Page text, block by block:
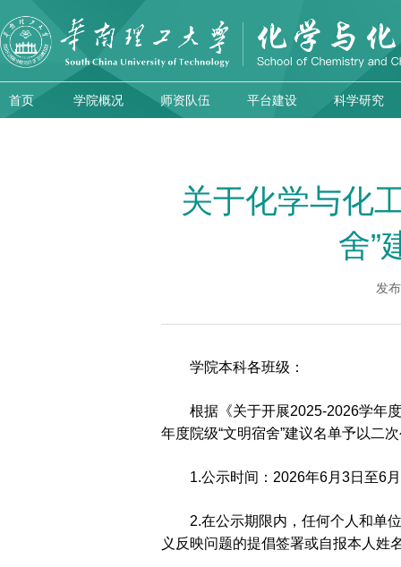
首页 学院概况 师资队伍 平台建设 科学研究
关于化学与化
舍”
发
学院本科各班级：
根据《关于开展2025-2026学年
年度院级“文明宿舍”建议名单予以二
1.公示时间：2026年6月3日至6
2.在公示期限内，任何个人和单
义反映问题的提倡签署或自报本人姓